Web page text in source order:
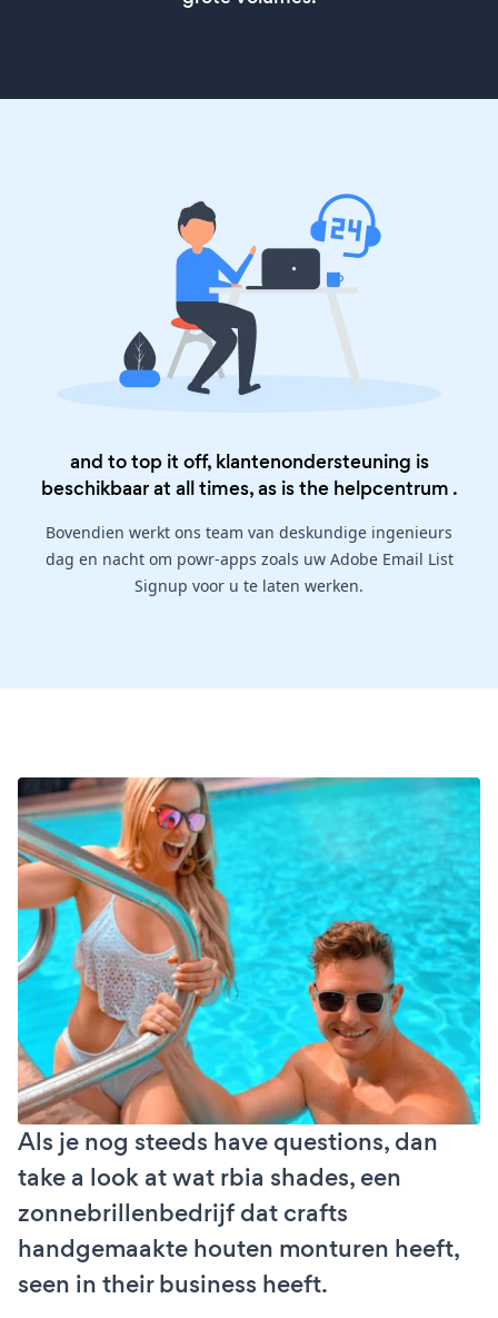
and to top it off, klantenondersteuning is
beschikbaar at all times, as is the helpcentrum .
Bovendien werkt ons team van deskundige ingenieurs
dag en nacht om powr-apps zoals uw Adobe Email List
Signup voor u te laten werken.
Als je nog steeds have questions, dan
take a look at wat rbia shades, een
zonnebrillenbedrijf dat crafts
handgemaakte houten monturen heeft,
seen in their business heeft.